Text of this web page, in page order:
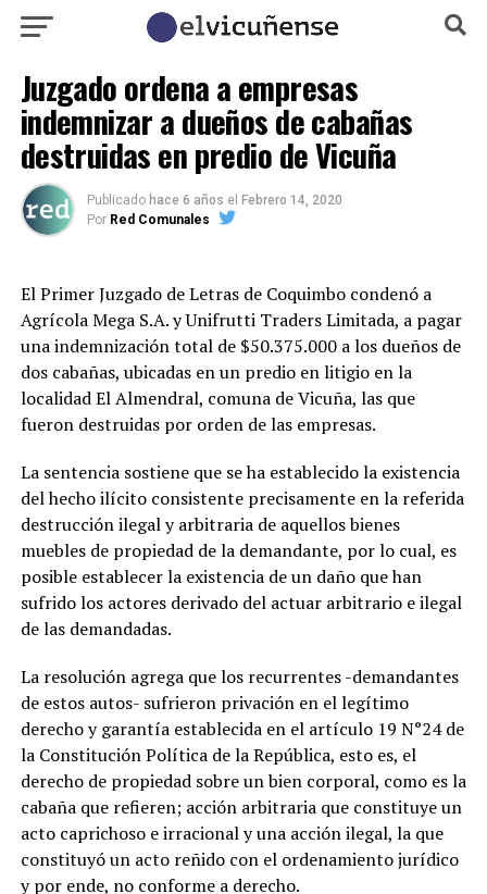
Juzgado ordena a empresas
indemnizar a dueños de cabañas
destruidas en predio de Vicuña
Publicado hace 6 años el Febrero 14, 2020
Por Red Comunales
El Primer Juzgado de Letras de Coquimbo condenó a
Agrícola Mega S.A. y Unifrutti Traders Limitada, a pagar
una indemnización total de $50.375.000 a los dueños de
dos cabañas, ubicadas en un predio en litigio en la
localidad El Almendral, comuna de Vicuña, las que
fueron destruidas por orden de las empresas.
La sentencia sostiene que se ha establecido la existencia
del hecho ilícito consistente precisamente en la referida
destrucción ilegal y arbitraria de aquellos bienes
muebles de propiedad de la demandante, por lo cual, es
posible establecer la existencia de un daño que han
sufrido los actores derivado del actuar arbitrario e ilegal
de las demandadas.
La resolución agrega que los recurrentes -demandantes
de estos autos- sufrieron privación en el legítimo
derecho y garantía establecida en el artículo 19 N°24 de
la Constitución Política de la República, esto es, el
derecho de propiedad sobre un bien corporal, como es la
cabaña que refieren; acción arbitraria que constituye un
acto caprichoso e irracional y una acción ilegal, la que
constituyó un acto reñido con el ordenamiento jurídico
y por ende, no conforme a derecho.